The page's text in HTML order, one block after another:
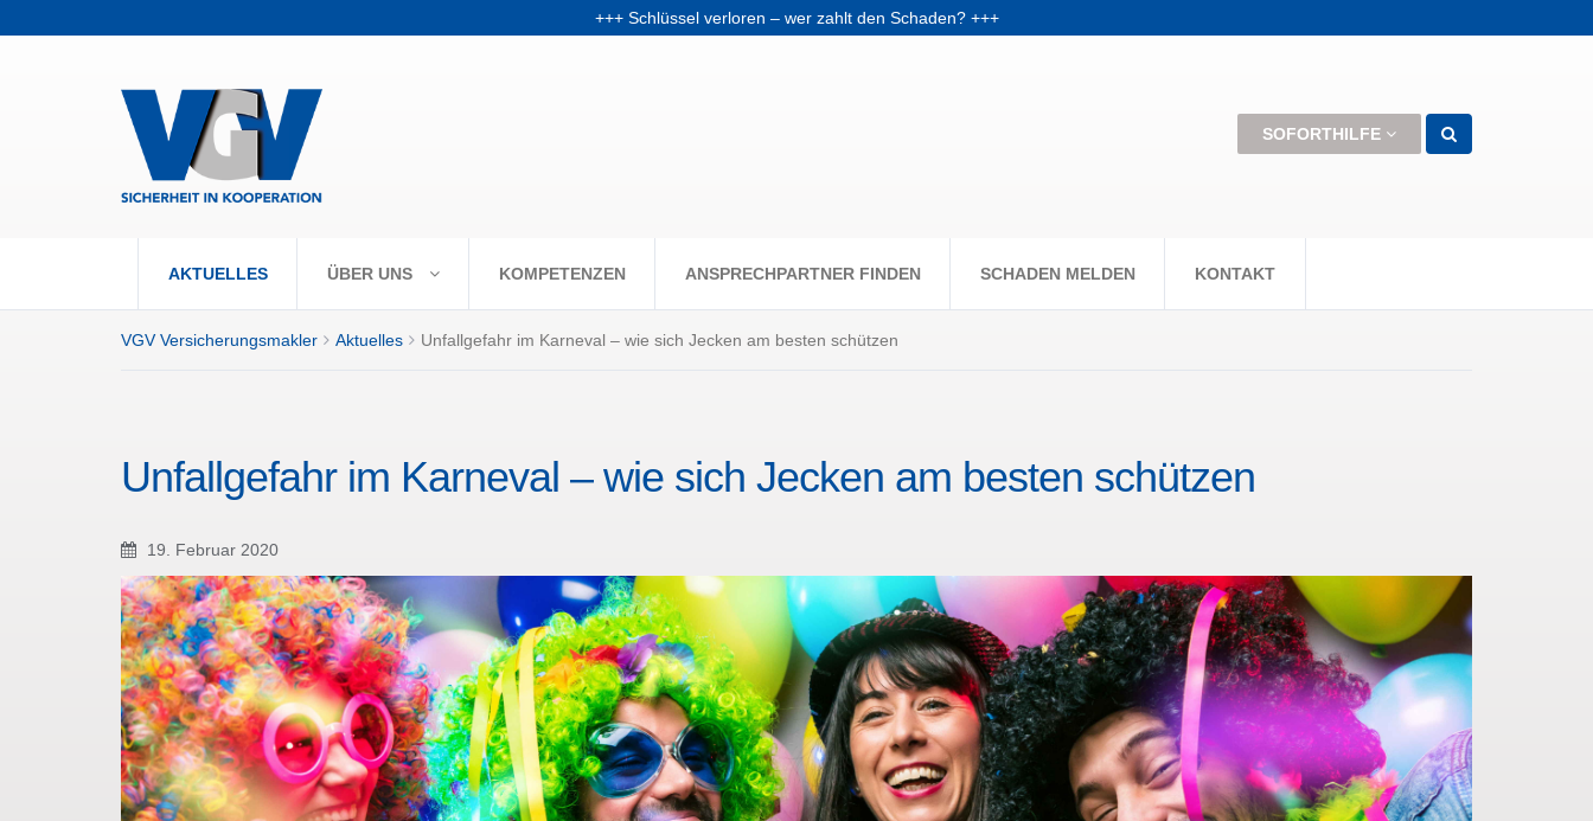
+++ Schlüssel verloren – wer zahlt den Schaden? +++
SOFORTHILFE
AKTUELLES ÜBER UNS KOMPETENZEN ANSPRECHPARTNER FINDEN SCHADEN MELDEN KONTAKT
VGV Versicherungsmakler Aktuelles Unfallgefahr im Karneval – wie sich Jecken am besten schützen
Unfallgefahr im Karneval – wie sich Jecken am besten schützen
19. Februar 2020